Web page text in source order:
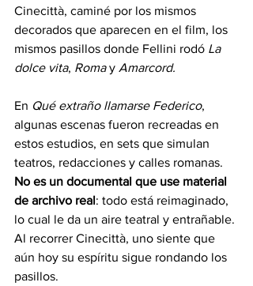
Cinecittà, caminé por los mismos
decorados que aparecen en el film, los
mismos pasillos donde Fellini rodó La
dolce vita, Roma y Amarcord.
En Qué extraño llamarse Federico,
algunas escenas fueron recreadas en
estos estudios, en sets que simulan
teatros, redacciones y calles romanas.
No es un documental que use material
de archivo real: todo está reimaginado,
lo cual le da un aire teatral y entrañable.
Al recorrer Cinecittà, uno siente que
aún hoy su espíritu sigue rondando los
pasillos.